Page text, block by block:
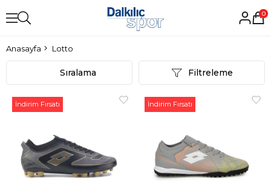
0
Anasayfa Lotto
Filtreleme
Sıralama
İndirim Fırsatı İndirim Fırsatı